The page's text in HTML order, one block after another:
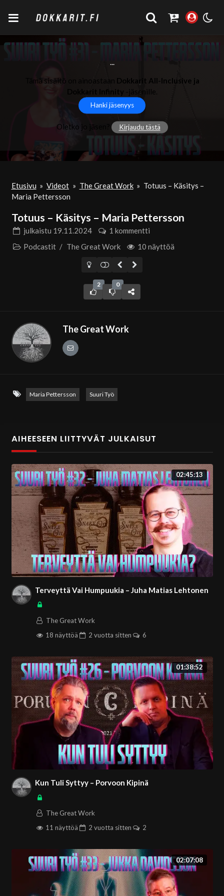
...
Tämä sisältö on ainoastaan Dokkarit All-Inclusive ja
Dokkarit Infinity -jäsenille.
Hanki jäsenyys
Oletko jo jäsen? Kirjaudu tästä
Etusivu » Videot » The Great Work » Totuus – Käsitys –
Maria Pettersson
Totuus – Käsitys – Maria Pettersson
julkaistu 19.11.2024
1 kommentti
Podcastit / The Great Work 10 näyttöä
2 0
The Great Work
Maria Pettersson Suuri Työ
AIHEESEEN LIITTYVÄT JULKAISUT
02:45:13
Terveyttä Vai Humpuukia – Juha Matias Lehtonen
The Great Work
18 näyttöä
2 vuotta sitten 6
01:38:52
Kun Tuli Syttyy – Porvoon Kipinä
The Great Work
11 näyttöä
2 vuotta sitten 2
02:07:08